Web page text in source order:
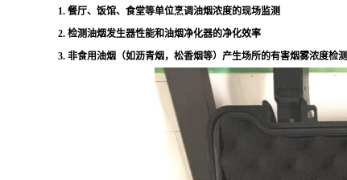
1. 餐厅、饭馆、食堂等单位烹调油烟浓度的现场监测
2. 检测油烟发生器性能和油烟净化器的净化效率
3. 非食用油烟（如沥青烟，松香烟等）产生场所的有害烟雾浓度检测